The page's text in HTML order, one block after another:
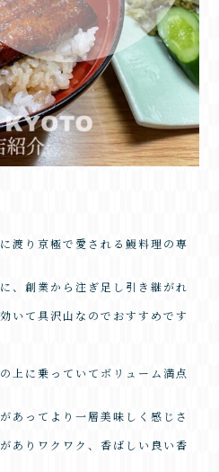
渡り京極で愛される鰻料理の専
、創業から注ぎ足し引き継がれ
いて具沢山なのでおすすめです
上に乗っていてボリューム満点
あってより一層美味しく感じさ
ありワクワク、香ばしい良い香